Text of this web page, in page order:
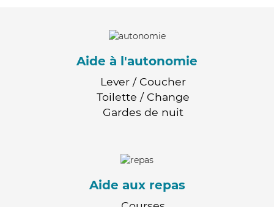
Aide à l'autonomie
Lever / Coucher
Toilette / Change
Gardes de nuit
Aide aux repas